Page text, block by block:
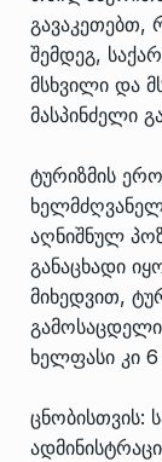
გავაკეთებთ,
შემდეგ,
მსხვილი და
მასპინძელი
ტურიზმის
აღნიშნულ
განაცხადი
მიხედვით,
გამოსაცდელი
ხელფასი კი
ცნობისთვის: